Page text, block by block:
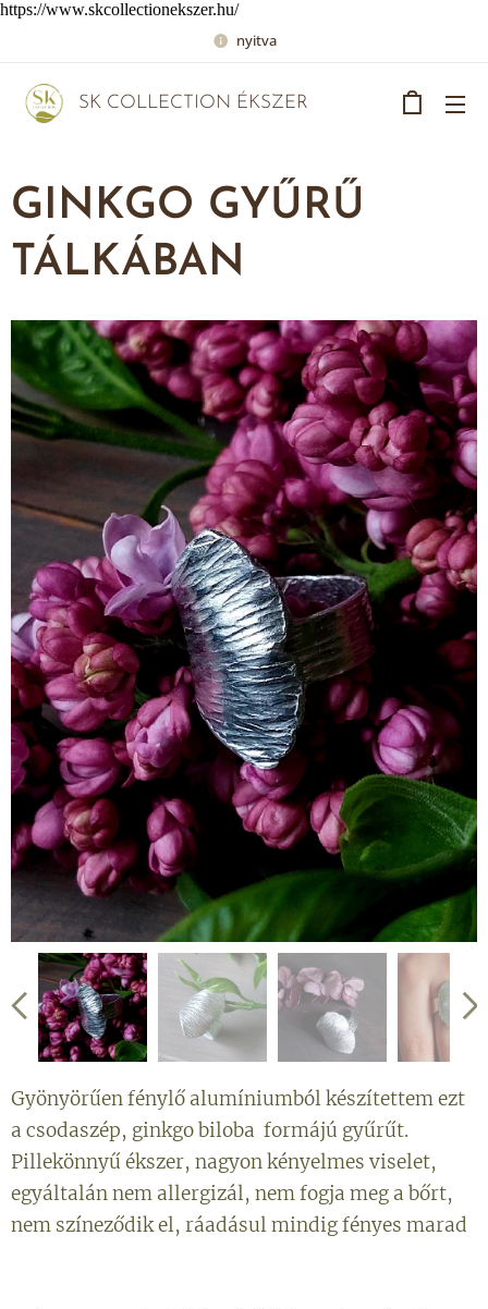
https://www.skcollectionekszer.hu/
nyitva
SK COLLECTION ÉKSZER
GINKGO GYŰRŰ
TÁLKÁBAN
Gyönyörűen fénylő alumíniumból készítettem ezt
a csodaszép, ginkgo biloba formájú gyűrűt.
Pillekönnyű ékszer, nagyon kényelmes viselet,
egyáltalán nem allergizál, nem fogja meg a bőrt,
nem színeződik el, ráadásul mindig fényes marad